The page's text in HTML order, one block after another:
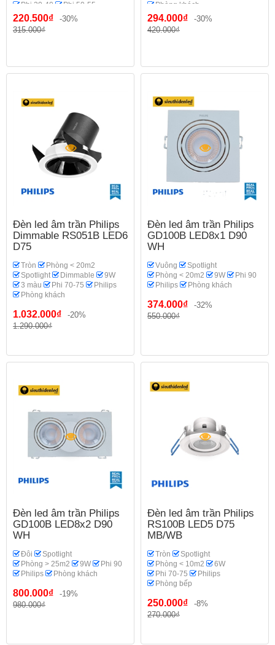
Phi 30-40
Phi 50-55
Phi 60
Philips OEM
Phòng thờ
220.500₫
-30%
315.000₫
Phòng khách
294.000₫
-30%
420.000₫
Đèn led âm trần Philips
Dimmable RS051B LED6
D75
Tròn
Phòng < 20m2
Spotlight
Dimmable
9W
3 màu
Phi 70-75
Philips
Phòng khách
1.032.000₫
-20%
1.290.000₫
Đèn led âm trần Philips
GD100B LED8x1 D90
WH
Vuông
Spotlight
Phòng < 20m2
9W
Phi 90
Philips
Phòng khách
374.000₫
-32%
550.000₫
Đèn led âm trần Philips
GD100B LED8x2 D90
WH
Đôi
Spotlight
Phòng > 25m2
9W
Phi 90
Philips
Phòng khách
800.000₫
-19%
980.000₫
Đèn led âm trần Philips
RS100B LED5 D75
MB/WB
Tròn
Spotlight
Phòng < 10m2
6W
Phi 70-75
Philips
Phòng bếp
250.000₫
-8%
270.000₫